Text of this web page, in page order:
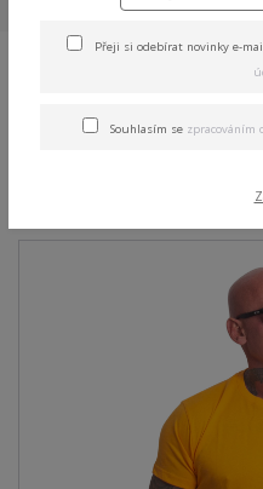
Basic T-Shirt orange M
Regular Basic
Přeji si odebírat novinky e-
Souhlasím se zpracováním